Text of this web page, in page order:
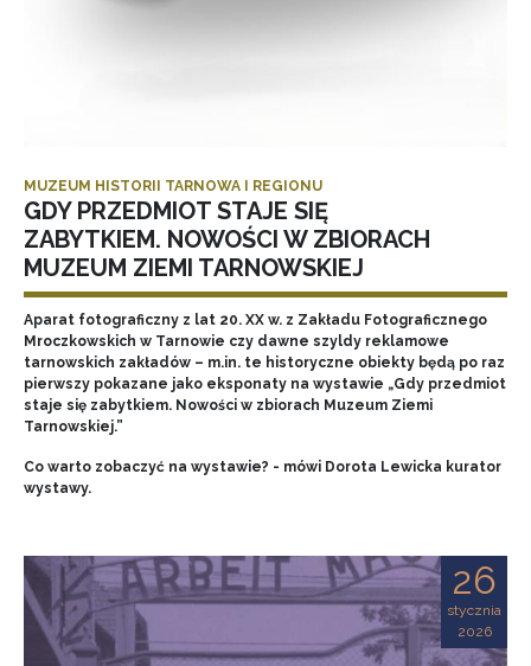
MUZEUM HISTORII TARNOWA I REGIONU
GDY PRZEDMIOT STAJE SIĘ
ZABYTKIEM. NOWOŚCI W ZBIORACH
MUZEUM ZIEMI TARNOWSKIEJ
Aparat fotograficzny z lat 20. XX w. z Zakładu Fotograficznego
Mroczkowskich w Tarnowie czy dawne szyldy reklamowe
tarnowskich zakładów – m.in. te historyczne obiekty będą po raz
pierwszy pokazane jako eksponaty na wystawie „Gdy przedmiot
staje się zabytkiem. Nowości w zbiorach Muzeum Ziemi
Tarnowskiej.”
Co warto zobaczyć na wystawie? - mówi Dorota Lewicka kurator
wystawy.
26
stycznia
2026